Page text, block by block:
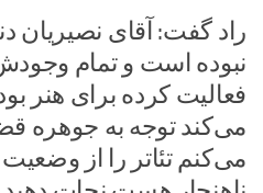
راد گفت:‌ آقای نصیریان
نبوده است و تمام
فعالیت کرده برای هنر
می‌کند توجه به جوهره
می‌کنم تئاتر را از